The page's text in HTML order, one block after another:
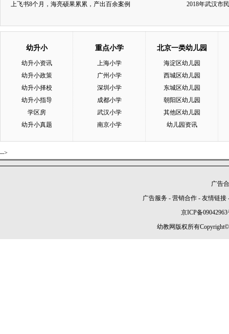
上飞书8个月，海亮硕果累累，产出百余案例
2018年武汉市
幼升小
幼升小资讯
幼升小政策
幼升小择校
幼升小指导
学区房
幼升小真题
重点小学
上海小学
广州小学
深圳小学
成都小学
武汉小学
南京小学
北京一类幼儿园
海淀区幼儿园
西城区幼儿园
东城区幼儿园
朝阳区幼儿园
其他区幼儿园
幼儿园资讯
-->
广告
广告服务 - 营销合作 - 友情链接
京ICP备09042963
幼教网版权所有